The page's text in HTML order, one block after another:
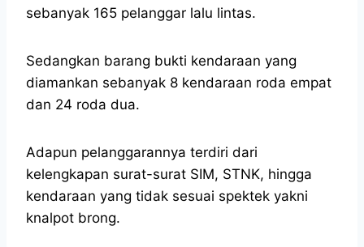
sebanyak 165 pelanggar lalu lintas.
Sedangkan barang bukti kendaraan yang
diamankan sebanyak 8 kendaraan roda empat
dan 24 roda dua.
Adapun pelanggarannya terdiri dari
kelengkapan surat-surat SIM, STNK, hingga
kendaraan yang tidak sesuai spektek yakni
knalpot brong.